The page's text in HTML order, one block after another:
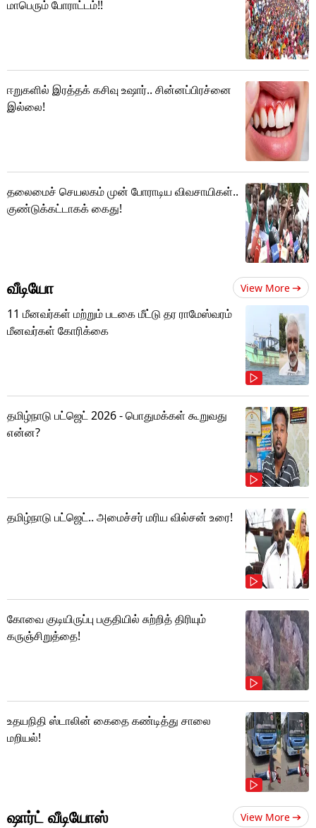
மாபெரும் போராட்டம்!!
ஈறுகளில் இரத்தக் கசிவு உஷார்.. சின்னப்பிரச்னை
இல்லை!
தலைமைச் செயலகம் முன் போராடிய விவசாயிகள்..
குண்டுக்கட்டாகக் கைது!
வீடியோ View More
11 மீனவர்கள் மற்றும் படகை மீட்டு தர ராமேஸ்வரம்
மீனவர்கள் கோரிக்கை
தமிழ்நாடு பட்ஜெட் 2026 - பொதுமக்கள் கூறுவது
என்ன?
தமிழ்நாடு பட்ஜெட்.. அமைச்சர் மரிய வில்சன் உரை!
கோவை குடியிருப்பு பகுதியில் சுற்றித் திரியும்
கருஞ்சிறுத்தை!
உதயநிதி ஸ்டாலின் கைதை கண்டித்து சாலை
மறியல்!
ஷார்ட் வீடியோஸ் View More